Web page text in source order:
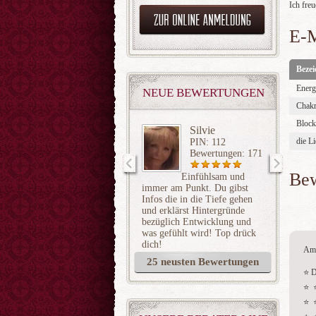
NEUE BEWERTUNGEN
Silvie
PIN: 112
Bewertungen: 171
Einfühlsam und
immer am Punkt. Du gibst
Infos die in die Tiefe gehen
und erklärst Hintergründe
bezüglich Entwicklung und
was gefühlt wird! Top drück
dich!
Dir
dass
25 neusten Bewertungen
Ich
E-
die
⭐
⭐
⭐